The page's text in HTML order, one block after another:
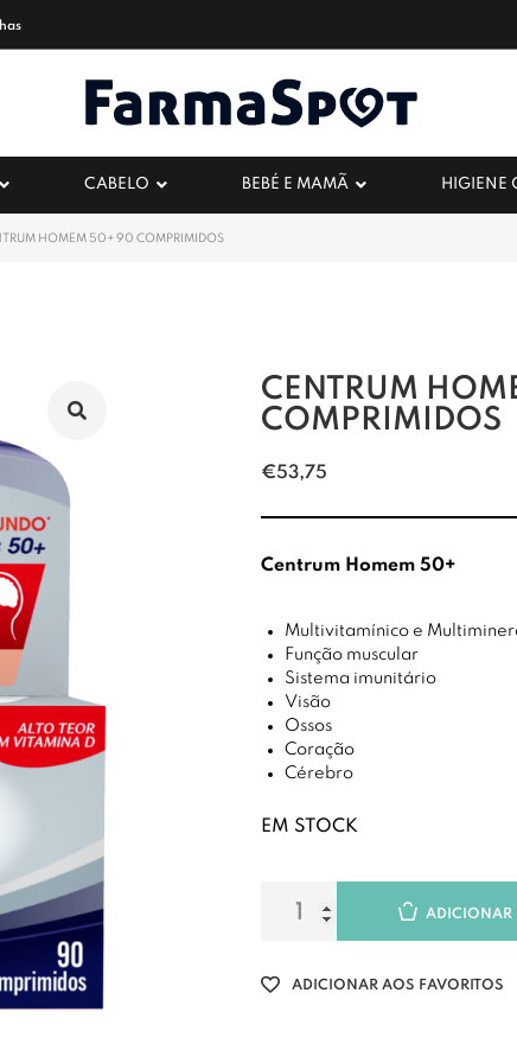
CABELO BEBÉ E MAMÃ HIGIENE
HOMEM 50+ 90 COMPRIMIDOS
CENTRUM
COMPRIMIDOS
€53,75
Centrum Homem 50+
Multivitamínico e
Função muscular
Sistema imunitário
Visão
Ossos
Coração
Cérebro
EM STOCK
ADICIONAR
ADICIONAR AOS FAVORITOS